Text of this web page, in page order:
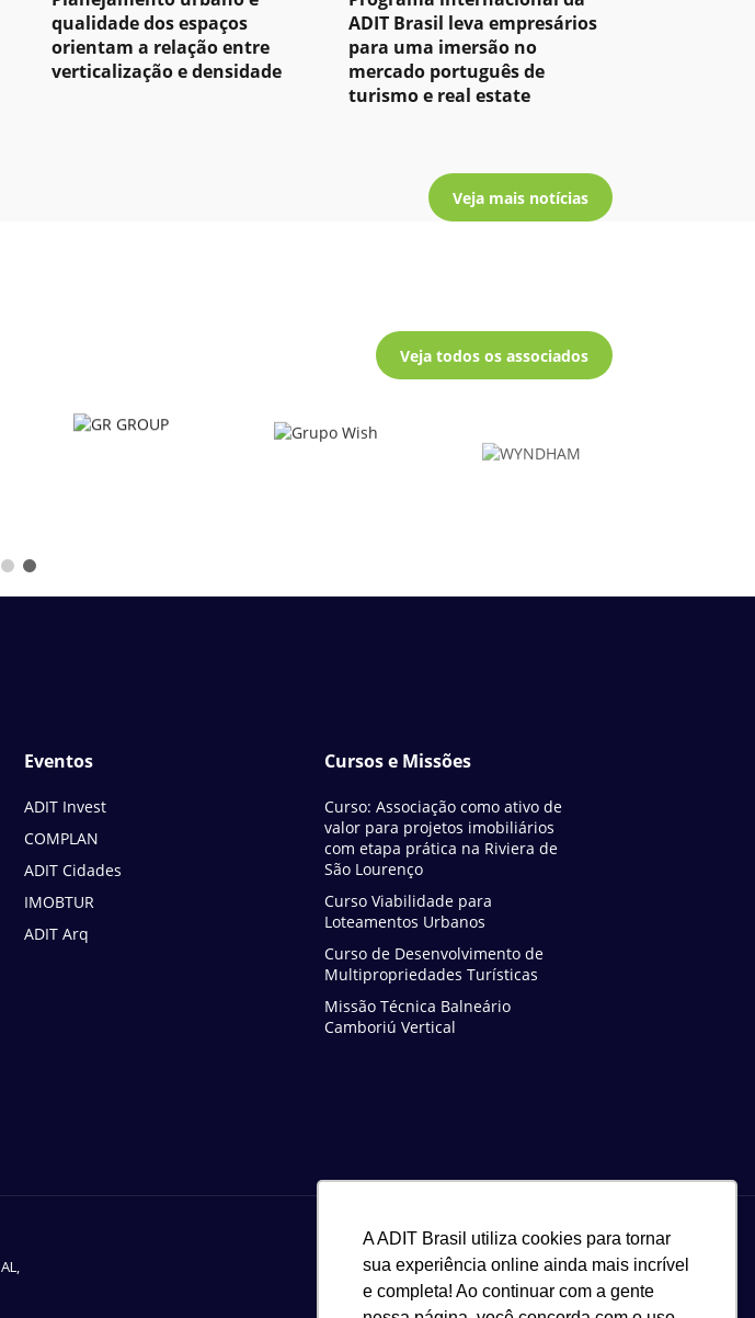
A ADIT Brasil utiliza cookies para tornar
sua experiência online ainda mais incrível
e completa! Ao continuar com a gente
qualidade dos espaços
orientam a relação entre
verticalização e densidade
ADIT Brasil leva empresários
para uma imersão no
mercado português de
turismo e real estate
Veja mais notícias
Veja todos os associados
Eventos
ADIT Invest
COMPLAN
ADIT Cidades
IMOBTUR
ADIT Arq
Cursos e Missões
Curso: Associação como ativo de
valor para projetos imobiliários
com etapa prática na Riviera de
São Lourenço
Curso Viabilidade para
Loteamentos Urbanos
Curso de Desenvolvimento de
Multipropriedades Turísticas
Missão Técnica Balneário
Camboriú Vertical